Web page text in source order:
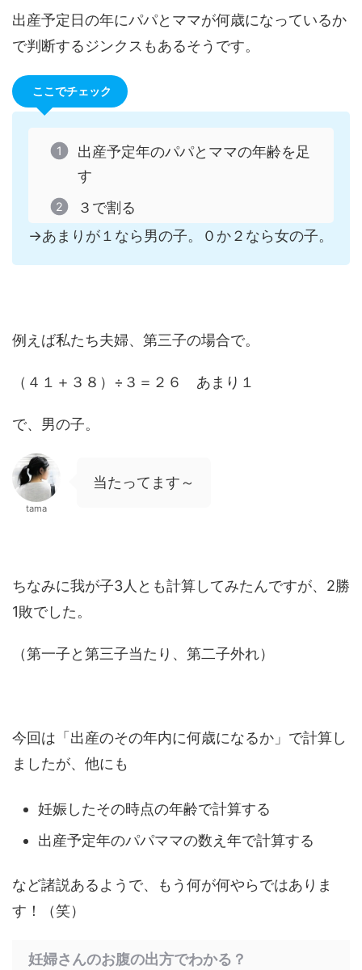
出産予定日の年にパパとママが何歳になっているか
で判断するジンクスもあるそうです。
ここでチェック
出産予定年のパパとママの年齢を足
す
３で割る
→あまりが１なら男の子。０か２なら女の子。
例えば私たち夫婦、第三子の場合で。
（４１＋３８）÷３＝２６ あまり１
で、男の子。
tama
当たってます～
ちなみに我が子3人とも計算してみたんですが、2勝
1敗でした。
（第一子と第三子当たり、第二子外れ）
今回は「出産のその年内に何歳になるか」で計算し
ましたが、他にも
妊娠したその時点の年齢で計算する
出産予定年のパパママの数え年で計算する
など諸説あるようで、もう何が何やらではありま
す！（笑）
妊婦さんのお腹の出方でわかる？